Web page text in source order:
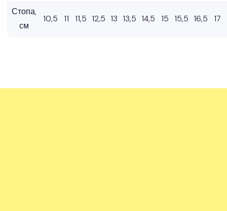
Стопа,
см
10,5 11 11,5 12,5 13 13,5 14,5 15 15,5 16,5 17